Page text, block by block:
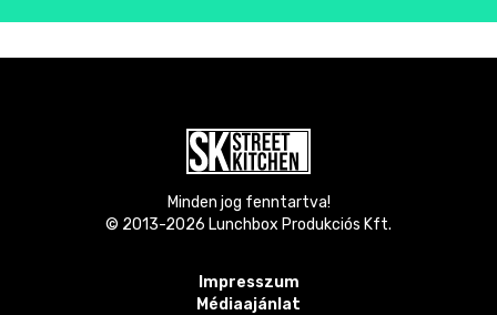
Minden jog fenntartva!
© 2013-2026 Lunchbox Produkciós Kft.
Impresszum
Médiaajánlat